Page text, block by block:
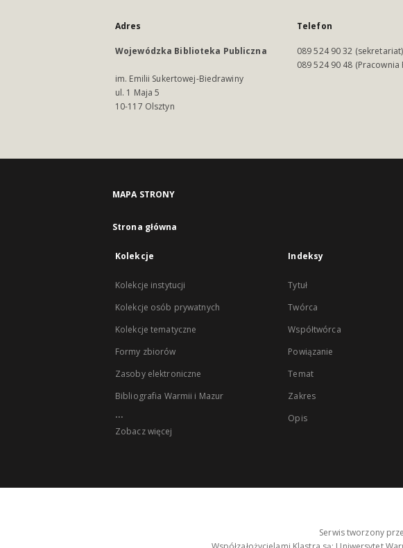
Adres
Wojewódzka Biblioteka Publiczna
im. Emilii Sukertowej-Biedrawiny
ul. 1 Maja 5
10-117 Olsztyn
Telefon
089 524 90 32 (sekretariat)
089 524 90 48 (Pracownia
MAPA STRONY
Strona główna
Kolekcje
Kolekcje instytucji
Kolekcje osób prywatnych
Kolekcje tematyczne
Formy zbiorów
Zasoby elektroniczne
Bibliografia Warmii i Mazur
...
Zobacz więcej
Indeksy
Tytuł
Twórca
Współtwórca
Powiązanie
Temat
Zakres
Opis
Serwis tworzony